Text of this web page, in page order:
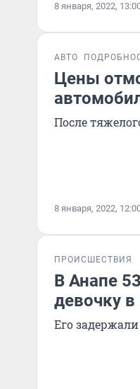
8 января, 2022,
АВТО
Цены
После
8 января, 2022,
ПРОИСШЕСТВИЯ
В Анапе
девочку
Его